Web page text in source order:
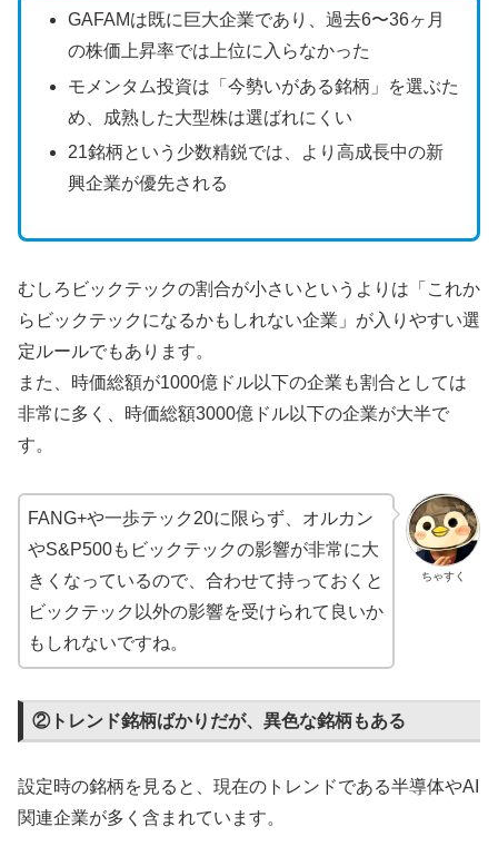
GAFAMは既に巨大企業であり、過去6〜36ヶ月
の株価上昇率では上位に入らなかった
モメンタム投資は「今勢いがある銘柄」を選ぶた
め、成熟した大型株は選ばれにくい
21銘柄という少数精鋭では、より高成長中の新
興企業が優先される
むしろビックテックの割合が小さいというよりは「これか
らビックテックになるかもしれない企業」が入りやすい選
定ルールでもあります。
また、時価総額が1000億ドル以下の企業も割合としては
非常に多く、時価総額3000億ドル以下の企業が大半で
す。
ちゃすく
FANG+や一歩テック20に限らず、オルカン
やS&P500もビックテックの影響が非常に大
きくなっているので、合わせて持っておくと
ビックテック以外の影響を受けられて良いか
もしれないですね。
②トレンド銘柄ばかりだが、異色な銘柄もある
設定時の銘柄を見ると、現在のトレンドである半導体やAI
関連企業が多く含まれています。